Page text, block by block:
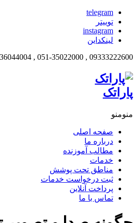
telegram
توییتر
instagram
لینکداین
09333222600 , 051-35022000 , 051-36044004 , 051-33439799 , 051-38599772
پاراتک
منومنو
صفحه اصلی
درباره ما
مطالب آموزنده
خدمات
مناطق تحت پوشش
ثبت درخواست خدمات
پرداخت آنلاین
تماس با ما